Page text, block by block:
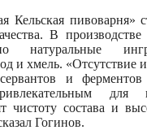
Кельская пивоварня»
В производстве
натуральные
и хмель. «Отсутствие
и
для
чистоту состава и
Гогинов.